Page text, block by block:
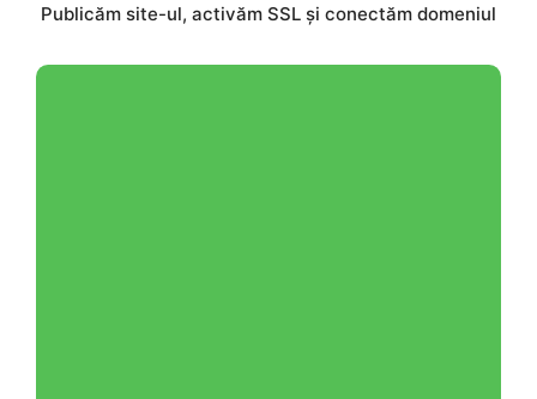
Publicăm site-ul, activăm SSL și conectăm domeniul